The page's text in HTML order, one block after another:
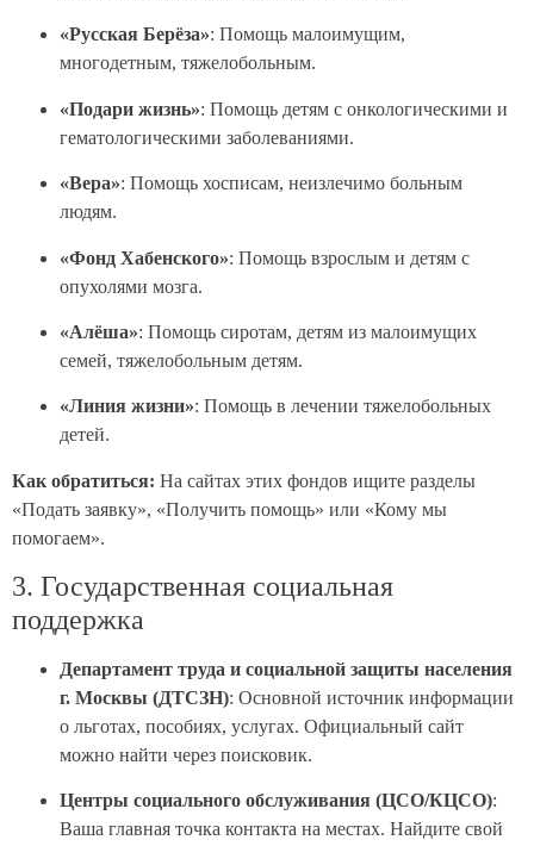
«Русская Берёза»: Помощь малоимущим,
многодетным, тяжелобольным.
«Подари жизнь»: Помощь детям с онкологическими и
гематологическими заболеваниями.
«Вера»: Помощь хосписам, неизлечимо больным
людям.
«Фонд Хабенского»: Помощь взрослым и детям с
опухолями мозга.
«Алёша»: Помощь сиротам, детям из малоимущих
семей, тяжелобольным детям.
«Линия жизни»: Помощь в лечении тяжелобольных
детей.
Как обратиться: На сайтах этих фондов ищите разделы
«Подать заявку», «Получить помощь» или «Кому мы
помогаем».
3. Государственная социальная
поддержка
Департамент труда и социальной защиты населения
г. Москвы (ДТСЗН): Основной источник информации
о льготах, пособиях, услугах. Официальный сайт
можно найти через поисковик.
Центры социального обслуживания (ЦСО/КЦСО):
Ваша главная точка контакта на местах. Найдите свой